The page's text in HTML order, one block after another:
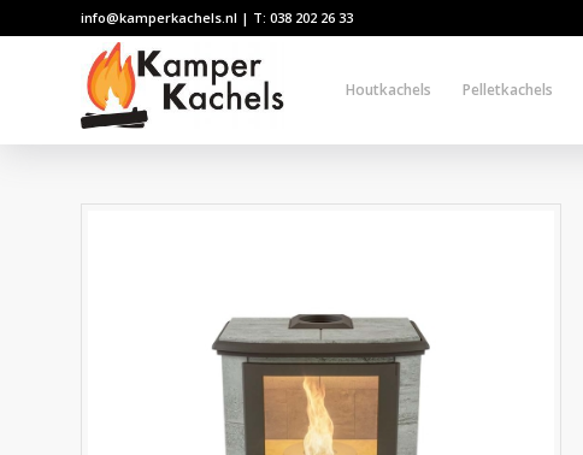
info@kamperkachels.nl | T: 038 202 26 33
Houtkachels Pelletkachels